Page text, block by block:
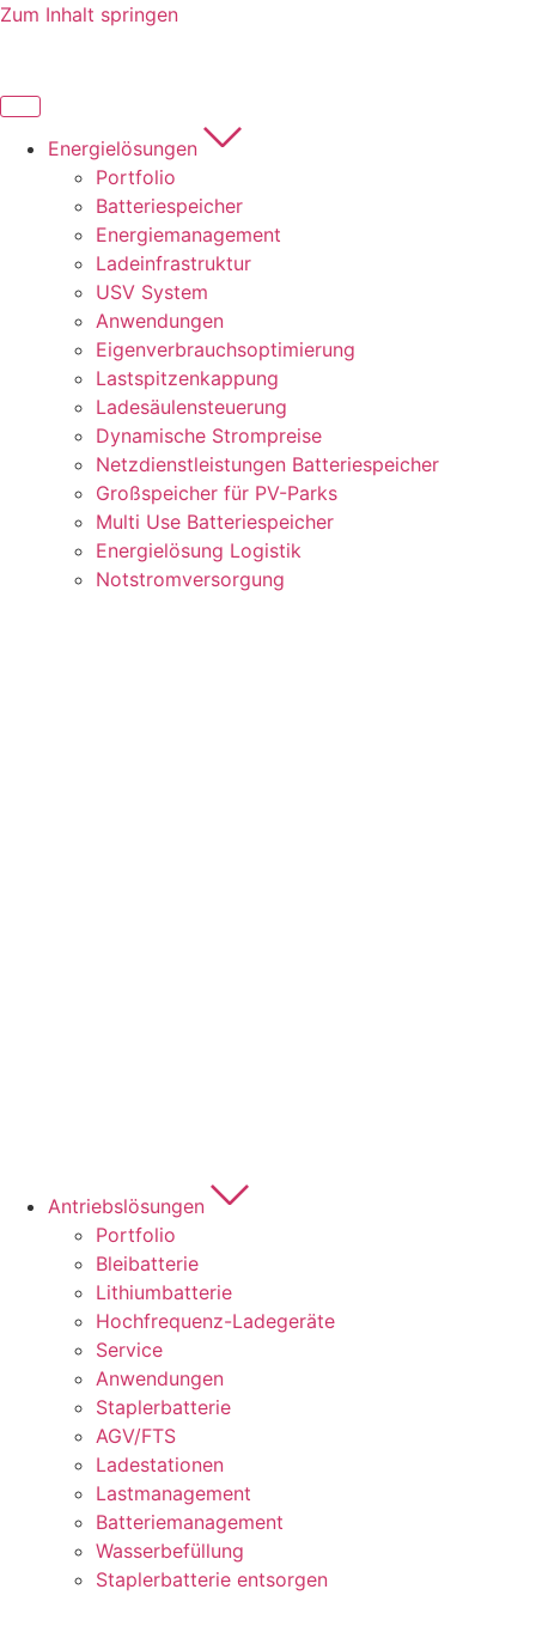
Zum Inhalt springen
Energielösungen
Portfolio
Batteriespeicher
Energiemanagement
Ladeinfrastruktur
USV System
Anwendungen
Eigenverbrauchsoptimierung
Lastspitzenkappung
Ladesäulensteuerung
Dynamische Strompreise
Netzdienstleistungen Batteriespeicher
Großspeicher für PV-Parks
Multi Use Batteriespeicher
Energielösung Logistik
Notstromversorgung
Antriebslösungen
Portfolio
Bleibatterie
Lithiumbatterie
Hochfrequenz-Ladegeräte
Service
Anwendungen
Staplerbatterie
AGV/FTS
Ladestationen
Lastmanagement
Batteriemanagement
Wasserbefüllung
Staplerbatterie entsorgen